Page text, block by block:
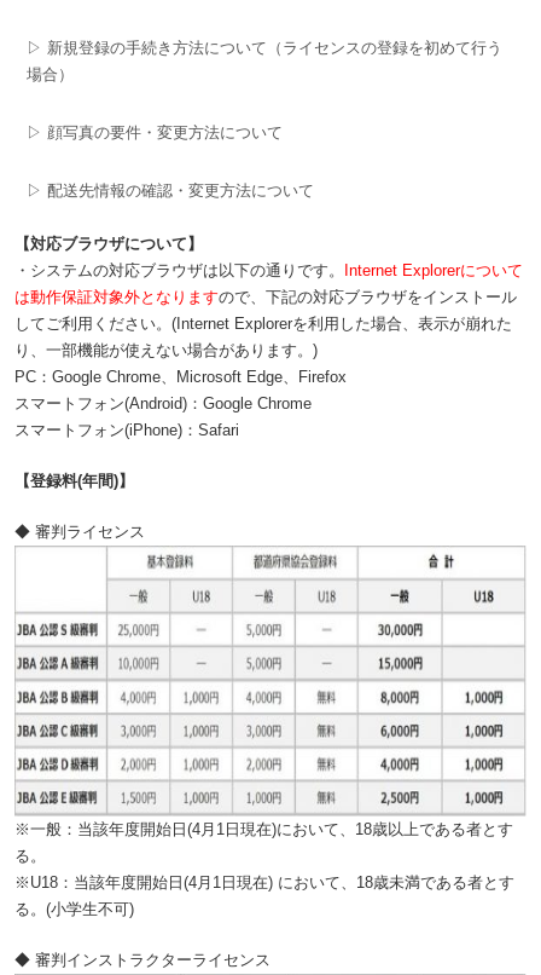
▷ 新規登録の手続き方法について（ライセンスの登録を初めて行う
場合）
▷ 顔写真の要件・変更方法について
▷ 配送先情報の確認・変更方法について
【対応ブラウザについて】
・システムの対応ブラウザは以下の通りです。
Internet Explorerについて
は動作保証対象外となりますので、下記の対応ブラウザをインストール
してご利用ください。(Internet Explorerを利用した場合、表示が崩れた
り、一部機能が使えない場合があります。)
PC：Google Chrome、Microsoft Edge、Firefox
スマートフォン(Android)：Google Chrome
スマートフォン(iPhone)：Safari
【登録料(年間)】
◆ 審判ライセンス
※一般：当該年度開始日(4月1日現在)において、18歳以上である者とす
る。
※U18：当該年度開始日(4月1日現在) において、18歳未満である者とす
る。(小学生不可)
◆ 審判インストラクターライセンス